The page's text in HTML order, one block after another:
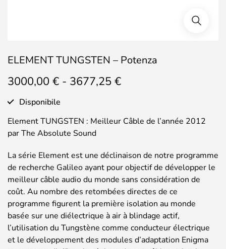
ELEMENT TUNGSTEN – Potenza
3000,00 € - 3677,25 €Fascia
da
3000,00 €
Disponibile
Element TUNGSTEN : Meilleur Câble de l’année 2012
par The Absolute Sound
La série Element est une déclinaison de notre programme
de recherche Galileo ayant pour objectif de développer le
meilleur câble audio du monde sans considération de
coût. Au nombre des retombées directes de ce
programme figurent la première isolation au monde
basée sur une diélectrique à air à blindage actif,
l’utilisation du Tungstène comme conducteur électrique
et le développement des modules d’adaptation Enigma